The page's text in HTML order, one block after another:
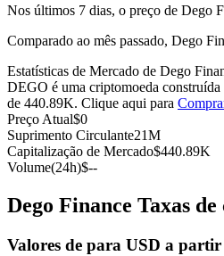
Futuros usando USDC como
Nos últimos 7 dias, o preço de Dego
Comparado ao mês passado, Dego
Estatísticas de Mercado de Dego
DEGO é uma criptomoeda
de 440.89K. Clique aqui para
Preço Atual$0
Suprimento Circulante21M
Capitalização de Mercado$440.89K
Volume(24h)$--
Dego Finance Taxas
Valores de para USD a